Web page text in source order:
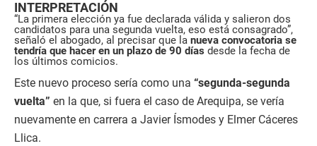
INTERPRETACIÓN
“La primera elección ya fue declarada válida y salieron dos
candidatos para una segunda vuelta, eso está consagrado”,
señaló el abogado, al precisar que la nueva convocatoria se
tendría que hacer en un plazo de 90 días desde la fecha de
los últimos comicios.
Este nuevo proceso sería como una “segunda-segunda
vuelta” en la que, si fuera el caso de Arequipa, se vería
nuevamente en carrera a Javier Ísmodes y Elmer Cáceres
Llica.